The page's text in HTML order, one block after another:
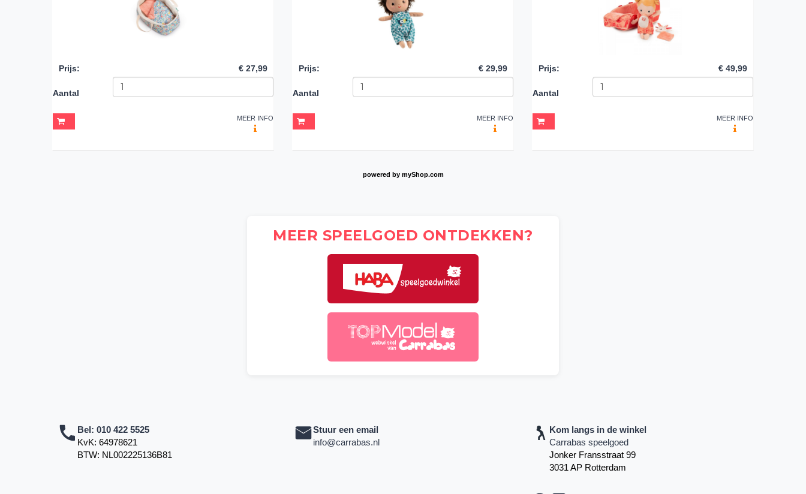
Prijs: € 27,99
Aantal
MEER INFO
Prijs: € 29,99
Aantal
MEER INFO
Prijs: € 49,99
Aantal
MEER INFO
powered by myShop.com
MEER SPEELGOED ONTDEKKEN?
Bel: 010 422 5525
KvK: 64978621
BTW: NL002225136B81
Stuur een email
info@carrabas.nl
Kom langs in de winkel
Carrabas speelgoed
Jonker Fransstraat 99
3031 AP Rotterdam